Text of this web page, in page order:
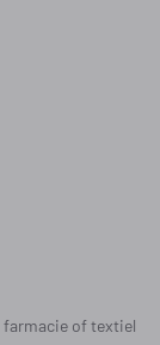
farmacie oftextiel